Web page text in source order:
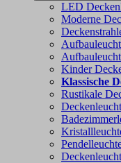
LED
Moderne
Kinder
Klassische
Rustikale